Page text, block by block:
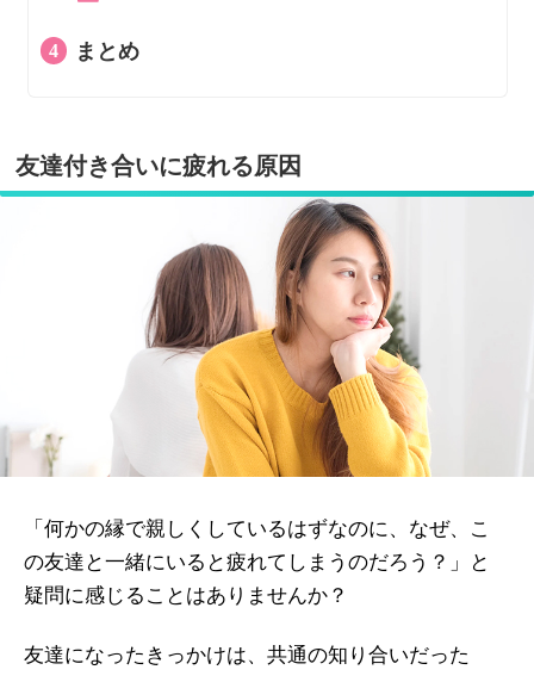
まとめ
友達付き合いに疲れる原因
「何かの縁で親しくしているはずなのに、なぜ、こ
の友達と一緒にいると疲れてしまうのだろう？」と
疑問に感じることはありませんか？
友達になったきっかけは、共通の知り合いだった